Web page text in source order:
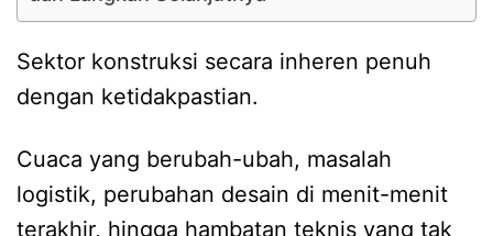
Sektor konstruksi secara inheren penuh
dengan ketidakpastian.
Cuaca yang berubah-ubah, masalah
logistik, perubahan desain di menit-menit
terakhir, hingga hambatan teknis yang tak